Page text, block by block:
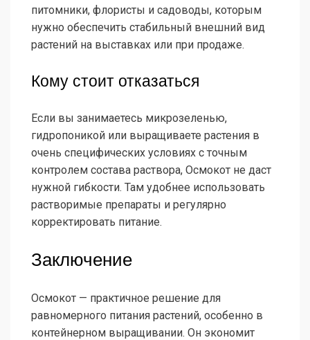
питомники, флористы и садоводы, которым
нужно обеспечить стабильный внешний вид
растений на выставках или при продаже.
Кому стоит отказаться
Если вы занимаетесь микрозеленью,
гидропоникой или выращиваете растения в
очень специфических условиях с точным
контролем состава раствора, Осмокот не даст
нужной гибкости. Там удобнее использовать
растворимые препараты и регулярно
корректировать питание.
Заключение
Осмокот — практичное решение для
равномерного питания растений, особенно в
контейнерном выращивании. Он экономит